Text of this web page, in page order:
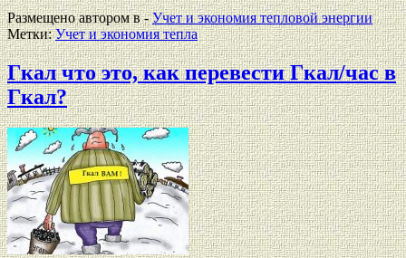
Размещено автором в -Учет и экономия тепловой энергии
Метки:Учет и экономия тепла
Гкал что это, как перевести Гкал/час в
Гкал?